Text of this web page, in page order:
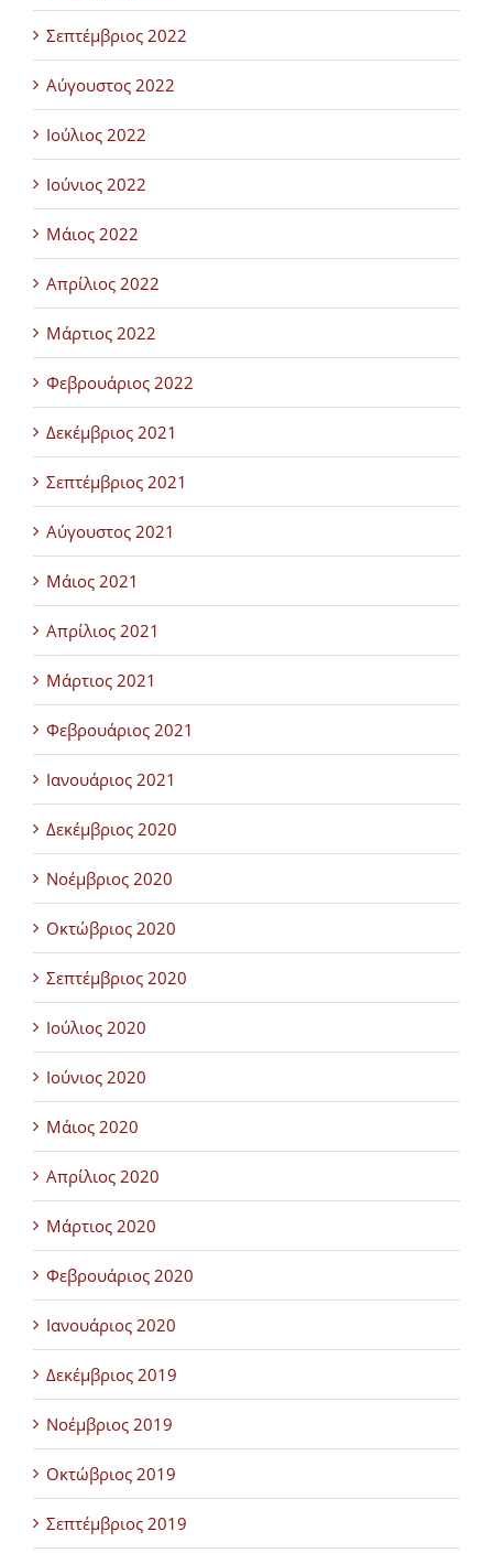
Σεπτέμβριος 2022
Αύγουστος 2022
Ιούλιος 2022
Ιούνιος 2022
Μάιος 2022
Απρίλιος 2022
Μάρτιος 2022
Φεβρουάριος 2022
Δεκέμβριος 2021
Σεπτέμβριος 2021
Αύγουστος 2021
Μάιος 2021
Απρίλιος 2021
Μάρτιος 2021
Φεβρουάριος 2021
Ιανουάριος 2021
Δεκέμβριος 2020
Νοέμβριος 2020
Οκτώβριος 2020
Σεπτέμβριος 2020
Ιούλιος 2020
Ιούνιος 2020
Μάιος 2020
Απρίλιος 2020
Μάρτιος 2020
Φεβρουάριος 2020
Ιανουάριος 2020
Δεκέμβριος 2019
Νοέμβριος 2019
Οκτώβριος 2019
Σεπτέμβριος 2019